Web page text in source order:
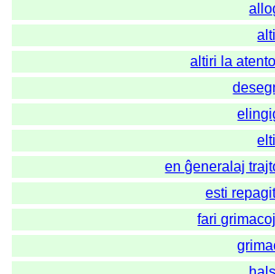
altiri la
en ĝeneralaj
esti
fari